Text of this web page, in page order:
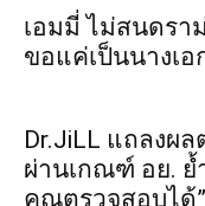
เอมมี่ ไม่สนดรา
ขอแค่เป็นนางเอ
Dr.JiLL แถลงผ
ผ่านเกณฑ์ อย.
คุณตรวจสอบได้”